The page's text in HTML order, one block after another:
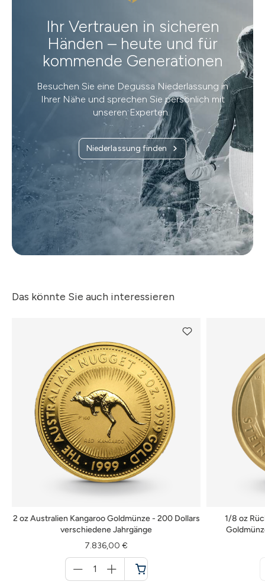
Ihr Vertrauen in sicheren
Händen – heute und für
kommende Generationen
Besuchen Sie eine Degussa Niederlassung in
Ihrer Nähe und sprechen Sie persönlich mit
unseren Experten.
Niederlassung finden
Das könnte Sie auch interessieren
2 oz Australien Kangaroo Goldmünze - 200 Dollars
verschiedene Jahrgänge
7.836,00 €
für
Warenkorb
1/8 oz